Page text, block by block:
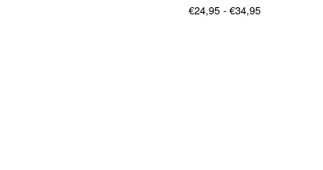
€24,95 - €34,95Prijsklasse: